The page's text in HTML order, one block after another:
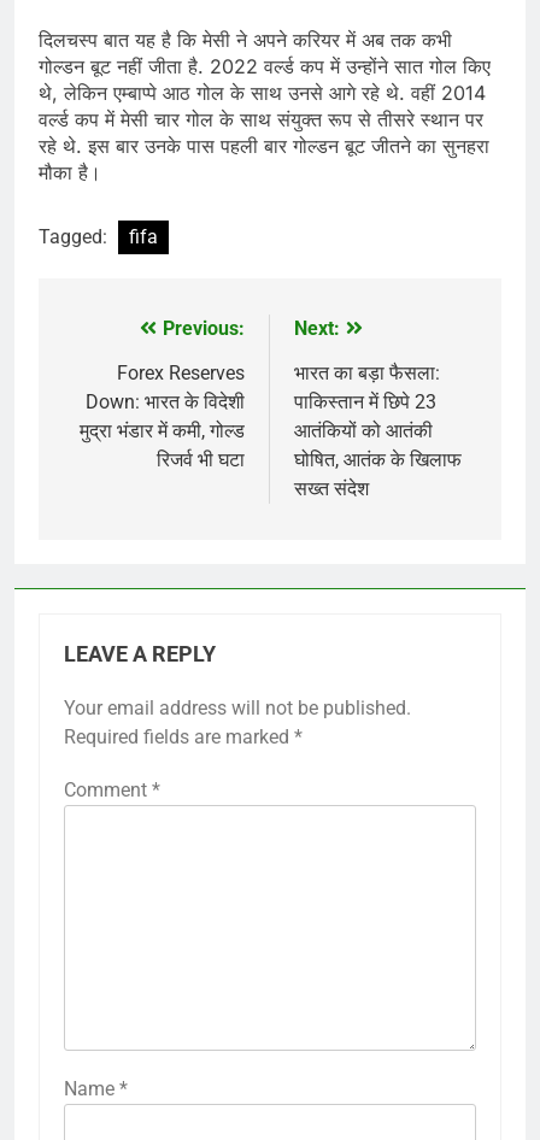
दिलचस्प बात यह है कि मेसी ने अपने करियर में अब तक कभी
गोल्डन बूट नहीं जीता है. 2022 वर्ल्ड कप में उन्होंने सात गोल किए
थे, लेकिन एम्बाप्पे आठ गोल के साथ उनसे आगे रहे थे. वहीं 2014
वर्ल्ड कप में मेसी चार गोल के साथ संयुक्त रूप से तीसरे स्थान पर
रहे थे. इस बार उनके पास पहली बार गोल्डन बूट जीतने का सुनहरा
मौका है।
Tagged: fifa
navigation
Previous:
Forex Reserves
Down: भारत के विदेशी
मुद्रा भंडार में कमी, गोल्ड
रिजर्व भी घटा
Next:
भारत का बड़ा फैसला:
पाकिस्तान में छिपे 23
आतंकियों को आतंकी
घोषित, आतंक के खिलाफ
सख्त संदेश
LEAVE A REPLY
Your email address will not be published.
Required fields are marked *
Comment *
Name *